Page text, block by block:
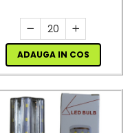
ADAUGA IN COS